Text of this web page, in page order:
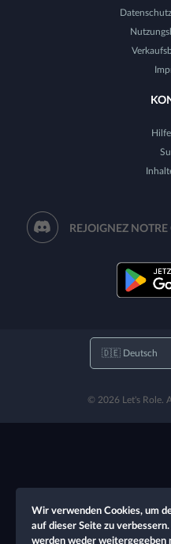
REJOIGNEZ
© 2026 Let's Role.
Wir verwenden Cookies, um
auf dieser Seite zu
werden weder weitergegeben